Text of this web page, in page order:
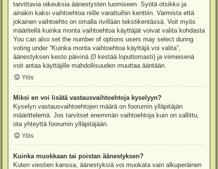
tarvittavia oikeuksia äänestysten luomiseen. Syötä otsikko ja
ainakin kaksi vaihtoehtoa niille varattuihin kenttiin. Varmista että
jokainen vaihtoehto on omalla rivillään tekstikentässä. Voit myös
määritellä kuinka monta vaihtoehtoa käyttäjät voivat valita kohdasta
You can also set the number of options users may select during
voting under “Kuinka monta vaihtoehtoa käyttäjä voi valita”,
äänestyksen kesto päivinä (0 kestää loputtomasti) ja viimeisenä
voit antaa käyttäjille mahdollisuuden muuttaa ääntään.
Ylös
Miksi en voi lisätä vastausvaihtoehtoja kyselyyn?
Kyselyn vastausvaihtoehtojen määrä on foorumin ylläpitäjän
määrittelemä. Jos tarvitset enemmän vaihtoehtoja kuin on sallittu,
ota yhteyttä foorumin ylläpitäjään.
Ylös
Kuinka muokkaan tai poistan äänestyksen?
Kuten viestien kanssa, äänestyksiä voi muokata vain alkuperäinen